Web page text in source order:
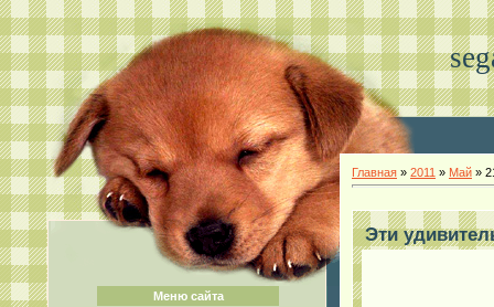
Меню сайта
Главная » 2011 » Май »
Эти